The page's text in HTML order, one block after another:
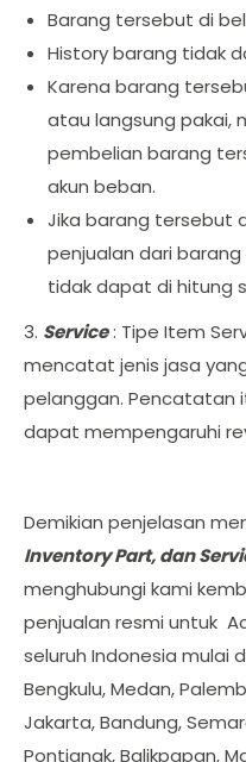
Barang tersebut di
History barang tidak
Karena barang
atau langsung pakai,
pembelian barang
akun beban.
Jika barang tersebut
penjualan dari
tidak dapat di hitung
3. Service: Tipe Item
mencatat jenis jasa
pelanggan. Pencatatan
dapat mempengaruhi
Demikian penjelasan
Inventory Part, dan
menghubungi kami
penjualan resmi untuk
seluruh Indonesia mulai
Bengkulu, Medan,
Jakarta, Bandung,
Pontianak, Balikpapan,